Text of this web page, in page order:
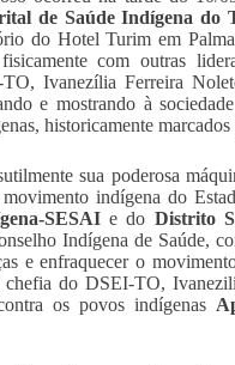
de Saúde Indígena do
do Hotel Turim em
com outras
Ivanezília Ferreira
e mostrando à
historicamente
sua poderosa
indígena do
SESAIe do Distrito
Indígena de Saúde,
e enfraquecer o
do DSEI-TO,
os povos indígenas